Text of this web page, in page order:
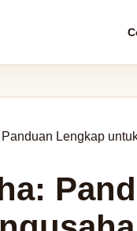
Lengkap